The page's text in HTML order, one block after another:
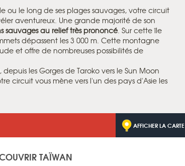
le long de ses plages sauvages, votre circuit
aventureux. Une grande majorité de son
sauvages au relief très prononcé. Sur cette île
dépassent les 3 000 m. Cette montagne
et offre de nombreuses possibilités de
les Gorges de Taroko vers le Sun Moon
circuit vous mène vers l'un des pays d'Asie les
AFFICHER LA CARTE
TAÏWAN